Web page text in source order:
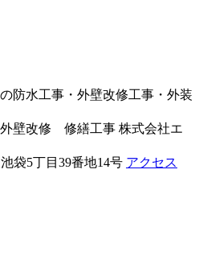
壁改修 修繕工事 株式会社エ
袋5丁目39番地14号 アクセス